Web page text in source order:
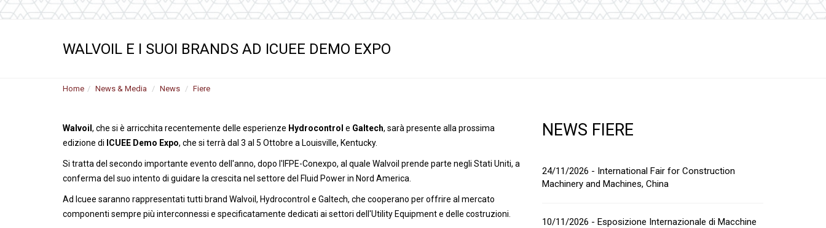
Motori ad ingranaggi in
ghisa
Servocomandi idraulici ed
Servocomandi pneumatici
Cablaggi
WALVOIL E I SUOI BRANDS AD ICUEE DEMO EXPO
Home News & Media News Fiere
Walvoil, che si è arricchita recentemente delle esperienze Hydrocontrol e Galtech, sarà presente alla prossima
edizione di ICUEE Demo Expo, che si terrà dal 3 al 5 Ottobre a Louisville, Kentucky.
Si tratta del secondo importante evento dell'anno, dopo l'IFPE-Conexpo, al quale Walvoil prende parte negli Stati Uniti, a
conferma del suo intento di guidare la crescita nel settore del Fluid Power in Nord America.
Ad Icuee saranno rappresentati tutti brand Walvoil, Hydrocontrol e Galtech, che cooperano per offrire al mercato
componenti sempre più interconnessi e specificatamente dedicati ai settori dell'Utility Equipment e delle costruzioni.
NEWS FIERE
24/11/2026 - International Fair for Construction
Machinery and Machines, China
10/11/2026 - Esposizione Internazionale di Macchine